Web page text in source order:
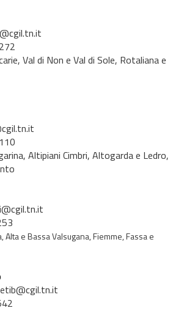
Val di Non e Val di Sole, Rotaliana e
Altipiani Cimbri, Altogarda e Ledro,
e Bassa Valsugana, Fiemme, Fassa e